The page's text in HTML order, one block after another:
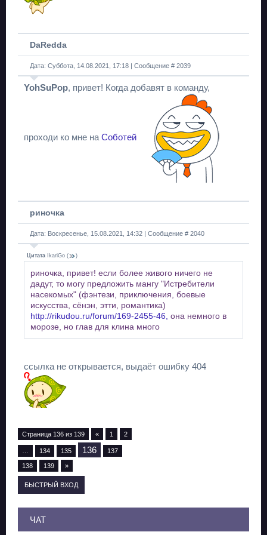
DaRedda
Дата: Суббота, 14.08.2021, 17:18 | Сообщение # 2039
YohSuPop, привет! Когда добавят в команду,
проходи ко мне на Соботей
риночка
Дата: Воскресенье, 15.08.2021, 14:32 | Сообщение # 2040
Цитата IkariGo ( )
риночка, привет! если более живого ничего не
дадут, то могу предложить мангу "Истребители
насекомых" (фэнтези, приключения, боевые
искусства, сёнэн, этти, романтика)
http://rikudou.ru/forum/169-2455-46, она немного в
морозе, но глав для клина много
ссылка не открывается, выдаёт ошибку 404
Страница 136 из 139 « 1 2
134 135 136 137
138 139 »
ЧАТ